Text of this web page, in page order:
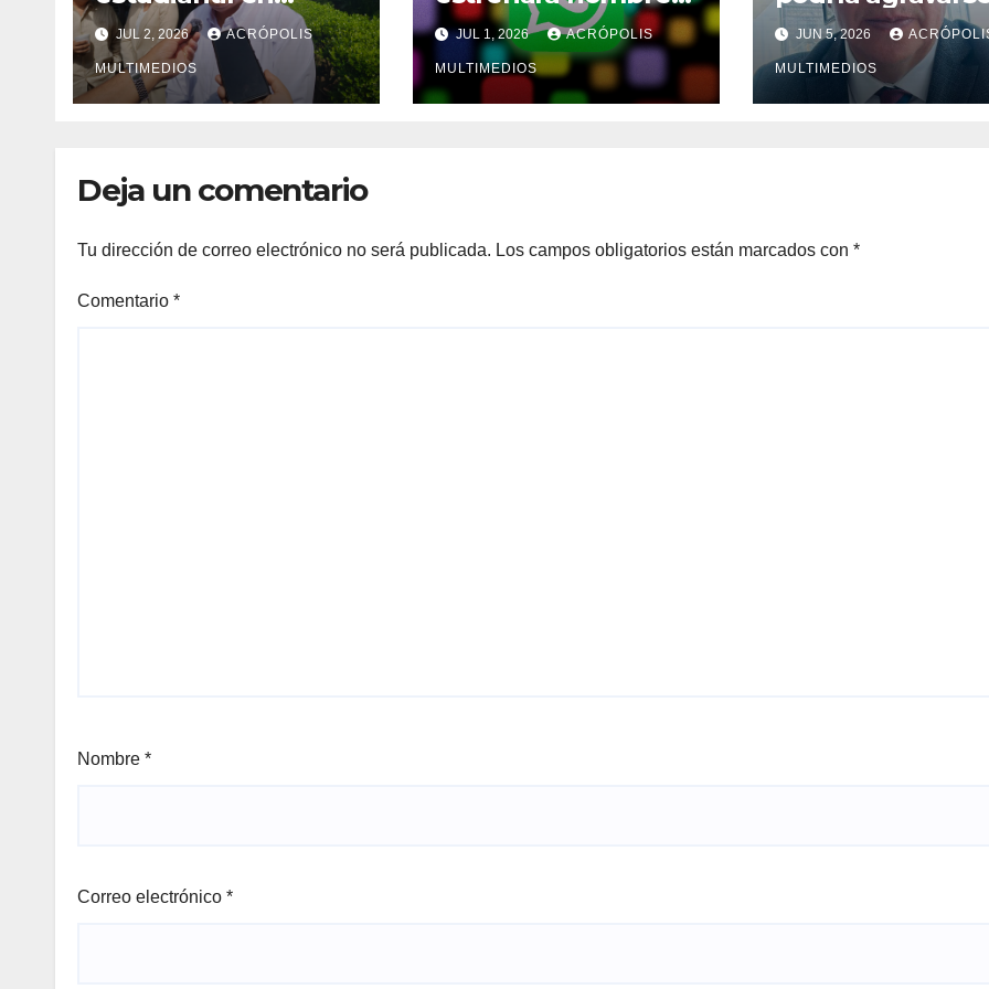
Veracruz
JUL 2, 2026 ACRÓPOLIS
MULTIMEDIOS
de usuario sin
número telefónico
JUL 1, 2026 ACRÓPOLIS
MULTIMEDIOS
México
JUN 5, 2026
MULTIMEDIOS
Deja un comentario
Tu dirección de correo electrónico no será publicada. Los campos obligatorios están marcados con *
Comentario *
Nombre *
Correo electrónico *